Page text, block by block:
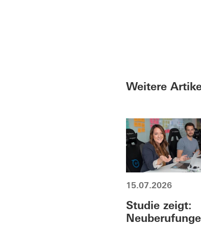
Weitere
15.07.2026
Studie zeigt: